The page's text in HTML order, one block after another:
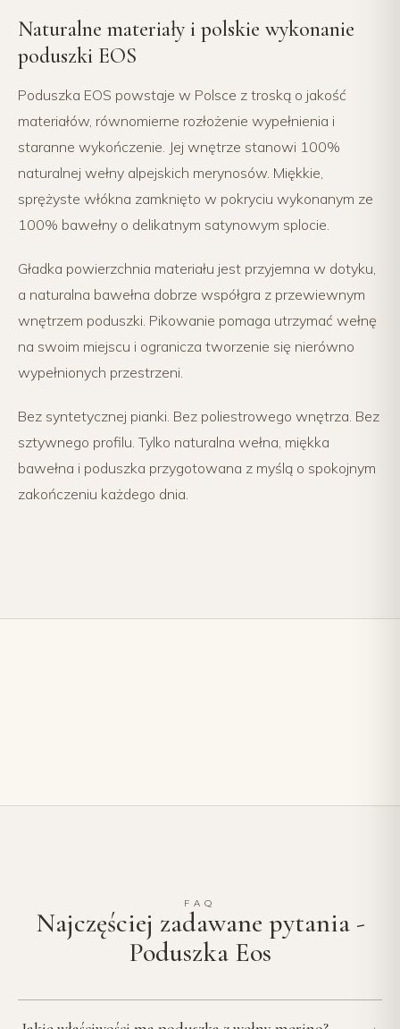
Naturalne materiały i polskie wykonanie
poduszki EOS
Poduszka EOS powstaje w Polsce z troską o jakość
materiałów, równomierne rozłożenie wypełnienia i
staranne wykończenie. Jej wnętrze stanowi 100%
naturalnej wełny alpejskich merynosów. Miękkie,
sprężyste włókna zamknięto w pokryciu wykonanym ze
100% bawełny o delikatnym satynowym splocie.
Gładka powierzchnia materiału jest przyjemna w dotyku,
a naturalna bawełna dobrze współgra z przewiewnym
wnętrzem poduszki. Pikowanie pomaga utrzymać wełnę
na swoim miejscu i ogranicza tworzenie się nierówno
wypełnionych przestrzeni.
Bez syntetycznej pianki. Bez poliestrowego wnętrza. Bez
sztywnego profilu. Tylko naturalna wełna, miękka
bawełna i poduszka przygotowana z myślą o spokojnym
zakończeniu każdego dnia.
FAQ
Najczęściej zadawane pytania -
Poduszka Eos